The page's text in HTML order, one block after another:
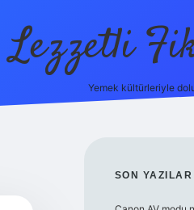
Lezzetli
Yemek kültürleriyle
SON YAZILAR